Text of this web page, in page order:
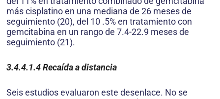
más cisplatino en una mediana de 26 meses de
seguimiento (20), del 10 .5% en tratamiento con
gemcitabina en un rango de 7.4-22.9 meses de
seguimiento (21).
3.4.4.1.4Recaída a distancia
Seis estudios evaluaron este desenlace. No se